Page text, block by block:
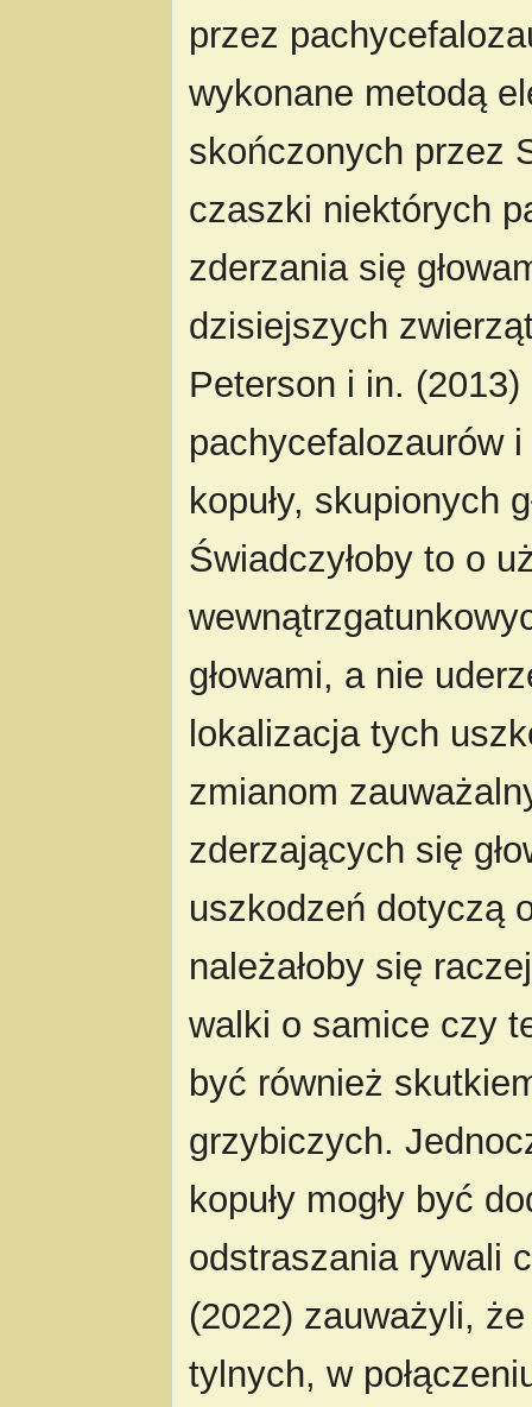
przez
wykonane metodą
skończonych przez
czaszki niektórych
zderzania się
dzisiejszych
Peterson i in.
pachycefalozaurów
kopuły, skupionych
Świadczyłoby to o
głowami, a nie
lokalizacja tych
zmianom
zderzających się
uszkodzeń dotyczą
należałoby się
walki o samice czy
być również
grzybiczych.
kopuły mogły być
odstraszania rywali
(2022) zauważyli,
tylnych, w